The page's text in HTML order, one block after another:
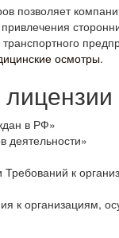
позволяет
осмотры.
в РФ»
к
к организациям,